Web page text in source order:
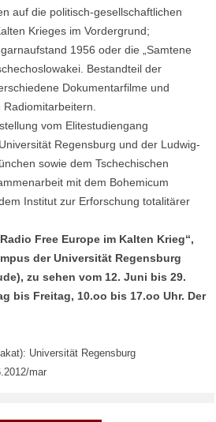
auf die politisch-gesellschaftlichen
Krieges im Vordergrund;
1956 oder die „Samtene
Bestandteil der
Dokumentarfilme und
vom Elitestudiengang
Regensburg und der Ludwig-
sowie dem Tschechischen
mit dem Bohemicum
Institut zur Erforschung totalitärer
Free Europe im Kalten Krieg“,
der Universität Regensburg
zu sehen vom 12. Juni bis 29.
bis Freitag, 10.oo bis 17.oo Uhr. Der
Universität Regensburg
mar